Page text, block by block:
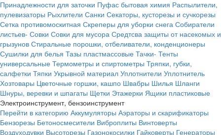
Принадлежности для заточки Пуфас бытовая химия Распылители,
пулевизаторы Рыхлители Санки Секаторы, кусторезы и сучкорезы
Сетка противомоскитная Скреперы для уборки снега Собиратели
листьев- Совки Совки для мусора Средтсва защиты от насекомых и
грызунов Стиральные порошки, отбеливатели, конденционеры
Сушилки для белья Тазы пластмассовые Тачки- Тенты
универсальные Термометры и спиртометры Тряпки, губки,
салфетки Тяпки Укрывной материал Уплотнители Уплотнитель
Хозтовары Цветочные горшки, кашпо Швабры Шилья Шланги
Шнуры, веревки и шпагаты Щетки Этажерки Ящики пластиковые
Электроинструмент, бензоинструмент
Перейти в категорию Аккумуляторы Аэраторы и скарификаторы
Бензорезы Бетоносмесители Виброплиты Винтоверты
Воздуходувки Высоторезы Газонокосилки Гайковерты Генераторы